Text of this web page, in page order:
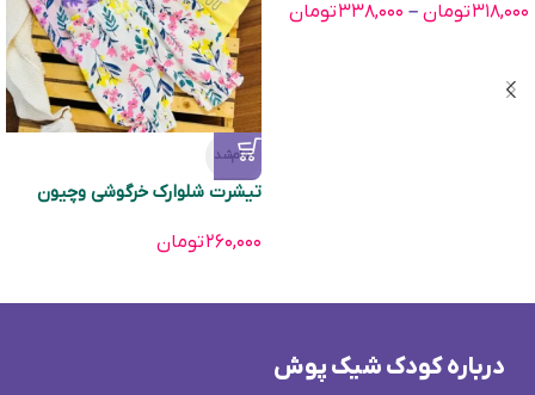
۳۱۸,۰۰۰تومان – ۳۳۸,۰۰۰تومان
تمام‌شد
تیشرت شلوارک خرگوشی وچیون
۲۶۰,۰۰۰تومان
درباره کودک شیک پوش